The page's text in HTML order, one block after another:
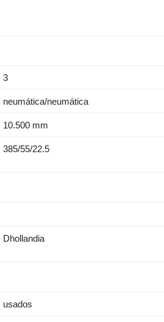
3
neumática/neumática
10.500 mm
385/55/22.5
Dhollandia
usados